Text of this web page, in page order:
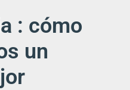
: cómo
un